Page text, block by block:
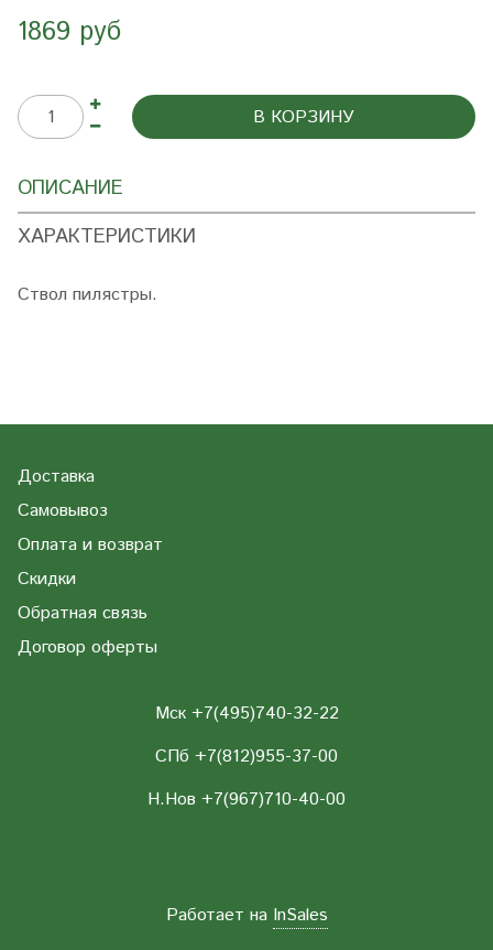
1869 руб
В КОРЗИНУ
ОПИСАНИЕ
ХАРАКТЕРИСТИКИ
Ствол пилястры.
Доставка
Самовывоз
Оплата и возврат
Скидки
Обратная связь
Договор оферты
Мск +7(495)740-32-22
СПб +7(812)955-37-00
Н.Нов +7(967)710-40-00
Работает на InSales